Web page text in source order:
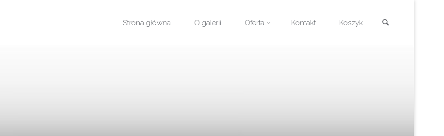
Strona główna O galerii Oferta Kontakt Koszyk